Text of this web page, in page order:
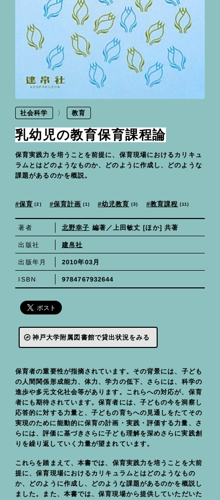
社会科学 教育
乳幼児の教育保育課程論
保育実践力を培うことを前提に、保育現場におけるカリキュ
ラムとはどのようなものか、どのように作成し、どのような
課題があるのかを概説。
保育 2 保育計画 1 幼児教育 3 教育課程 11
著者 北野幸子 編著／ 上田敏丈 [ほか] 共著
出版社 建帛社
出版年月 2010年03月
ISBN 9784767932644
神戸大学附属図書館で貸出状況をみる
保育者の重要性が指摘されています。その背景には、子ども
の人間関係形成能力、体力、学力の低下、さらには、科学の
進歩や多元文化社会等があります。これらへの対応が、保育
者にも期待されています。保育者には、子どもの今を洞察し
応答的に対する力量と、子どもの育ちへの見通しをたてその
実現のために能動的に保育の計画・実践・評価する力量、さ
らには、評価に基づきさらに子ども理解を深めさらに実践創
りを繰り返していく力量が望まれています。
これらを踏まえて、本書では、保育実践力を培うことを大前
提に、保育現場におけるカリキュラムとはどのようなもの
か、どのように作成し、どのような課題があるのかを概説し
ました。また、本書では、保育現場から提供していただいた